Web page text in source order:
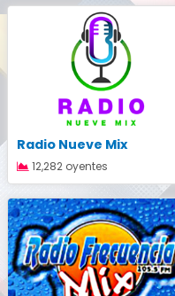
Radio Nueve Mix
12,282 oyentes